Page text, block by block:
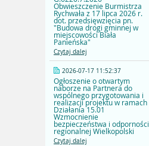
Obwieszczenie Burmistrza
Rychwała z 17 lipca 2026 r.
dot. przedsięwzięcia pn.
"Budowa drogi gminnej w
miejscowości Biała
Panieńska"
Czytaj dalej
2026-07-17 11:52:37
Ogłoszenie o otwartym
naborze na Partnera do
wspólnego przygotowania i
realizacji projektu w ramach
Działania 15.01
Wzmocnienie
bezpieczeństwa i odporności
regionalnej Wielkopolski
Czytaj dalej